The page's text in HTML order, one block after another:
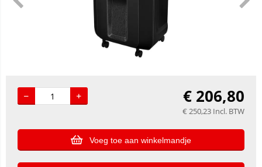
€ 206,80
€ 250,23 Incl. BTW
Voeg toe aan winkelmandje